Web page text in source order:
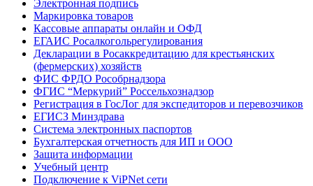
Электронная подпись
Маркировка товаров
Кассовые аппараты онлайн и ОФД
ЕГАИС Росалкогольрегулирования
Декларации в Росаккредитацию для крестьянских
(фермерских) хозяйств
ФИС ФРДО Рособрнадзора
ФГИС “Меркурий” Россельхознадзор
Регистрация в ГосЛог для экспедиторов и перевозчиков
ЕГИСЗ Минздрава
Система электронных паспортов
Бухгалтерская отчетность для ИП и ООО
Защита информации
Учебный центр
Подключение к ViPNet сети